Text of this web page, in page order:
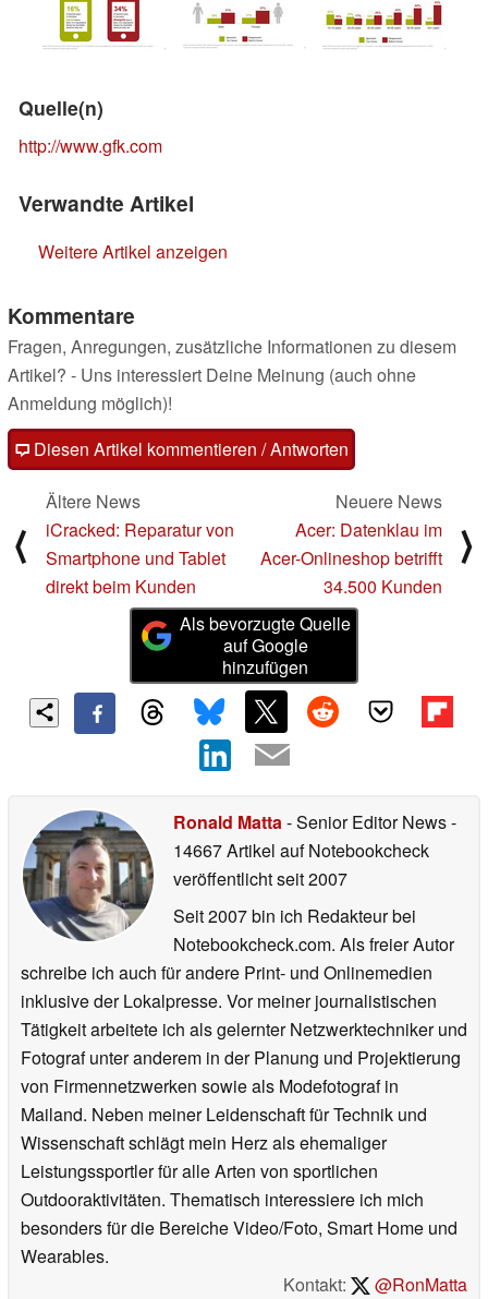
Quelle(n)
http://www.gfk.com
Verwandte Artikel
Weitere Artikel anzeigen
Kommentare
Fragen, Anregungen, zusätzliche Informationen zu diesem
Artikel? - Uns interessiert Deine Meinung (auch ohne
Anmeldung möglich)!
Diesen Artikel kommentieren / Antworten
⟨
Ältere News
iCracked: Reparatur von
Smartphone und Tablet
direkt beim Kunden
Neuere News
Acer: Datenklau im
Acer-Onlineshop betrifft
34.500 Kunden
⟩
Als bevorzugte Quelle
auf Google
hinzufügen
Ronald Matta - Senior Editor News-
14667 Artikel auf Notebookcheck
veröffentlichtseit 2007
Seit 2007 bin ich Redakteur bei
Notebookcheck.com. Als freier Autor
schreibe ich auch für andere Print- und Onlinemedien
inklusive der Lokalpresse. Vor meiner journalistischen
Tätigkeit arbeitete ich als gelernter Netzwerktechniker und
Fotograf unter anderem in der Planung und Projektierung
von Firmennetzwerken sowie als Modefotograf in
Mailand. Neben meiner Leidenschaft für Technik und
Wissenschaft schlägt mein Herz als ehemaliger
Leistungssportler für alle Arten von sportlichen
Outdooraktivitäten. Thematisch interessiere ich mich
besonders für die Bereiche Video/Foto, Smart Home und
Wearables.
Kontakt:
@RonMatta